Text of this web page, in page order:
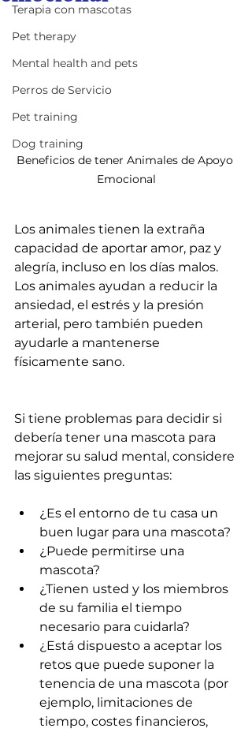
Terapia con mascotas
Pet therapy
Mental health and pets
Perros de Servicio
Pet training
Dog training
Beneficios de tener Animales de Apoyo
Emocional
Los animales tienen la extraña
capacidad de aportar amor, paz y
alegría, incluso en los días malos.
Los animales ayudan a reducir la
ansiedad, el estrés y la presión
arterial, pero también pueden
ayudarle a mantenerse
físicamente sano.
Si tiene problemas para decidir si
debería tener una mascota para
mejorar su salud mental, considere
las siguientes preguntas:
¿Es el entorno de tu casa un
buen lugar para una mascota?
¿Puede permitirse una
mascota?
¿Tienen usted y los miembros
de su familia el tiempo
necesario para cuidarla?
¿Está dispuesto a aceptar los
retos que puede suponer la
tenencia de una mascota (por
ejemplo, limitaciones de
tiempo, costes financieros,